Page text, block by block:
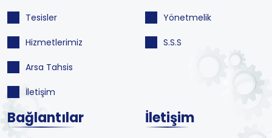
Tesisler
Hizmetlerimiz
Arsa Tahsis
İletişim
Yönetmelik
S.S.S
Bağlantılar İletişim